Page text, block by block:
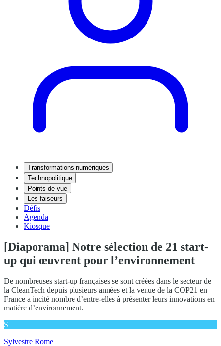
Transformations numériques
Technopolitique
Points de vue
Les faiseurs
Défis
Agenda
Kiosque
[Diaporama] Notre sélection de 21 start-
up qui œuvrent pour l’environnement
De nombreuses start-up françaises se sont créées dans le secteur de
la CleanTech depuis plusieurs années et la venue de la COP21 en
France a incité nombre d’entre-elles à présenter leurs innovations en
matière d’environnement.
S
Sylvestre Rome